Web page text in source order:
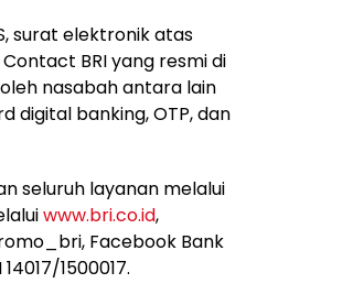
surat elektronik atas
BRI yang resmi di
nasabah antara lain
digital banking, OTP, dan
seluruh layanan melalui
www.bri.co.id,
Facebook Bank
1500017.